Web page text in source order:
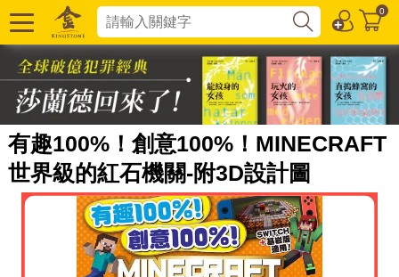
0
有趣100%！創意100%！MINECRAFT
世界級的紅石機關-附3D設計圖